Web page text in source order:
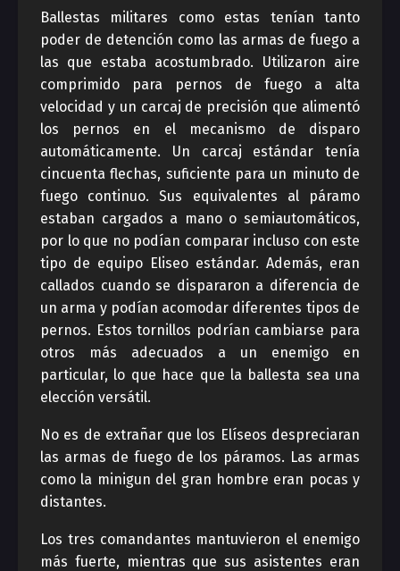
Ballestas militares como estas tenían tanto
poder de detención como las armas de fuego a
las que estaba acostumbrado. Utilizaron aire
comprimido para pernos de fuego a alta
velocidad y un carcaj de precisión que alimentó
los pernos en el mecanismo de disparo
automáticamente. Un carcaj estándar tenía
cincuenta flechas, suficiente para un minuto de
fuego continuo. Sus equivalentes al páramo
estaban cargados a mano o semiautomáticos,
por lo que no podían comparar incluso con este
tipo de equipo Eliseo estándar. Además, eran
callados cuando se dispararon a diferencia de
un arma y podían acomodar diferentes tipos de
pernos. Estos tornillos podrían cambiarse para
otros más adecuados a un enemigo en
particular, lo que hace que la ballesta sea una
elección versátil.
No es de extrañar que los Elíseos despreciaran
las armas de fuego de los páramos. Las armas
como la minigun del gran hombre eran pocas y
distantes.
Los tres comandantes mantuvieron el enemigo
más fuerte, mientras que sus asistentes eran